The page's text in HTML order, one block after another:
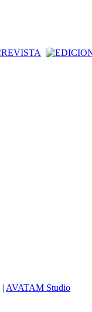
| AVATAM Studio